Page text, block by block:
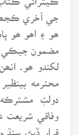
جي آخري
ھو ۽ اھو ھو
لکندو ھو.
محترمه
دولتِ
وفاقي شريعت
قرار ڏيڻ،